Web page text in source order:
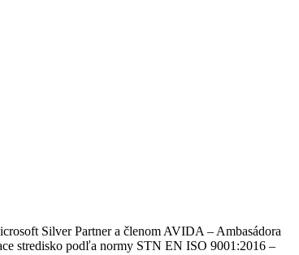
Silver Partner a členom AVIDA – Ambasádora
stredisko podľa normy STN EN ISO 9001:2016 –